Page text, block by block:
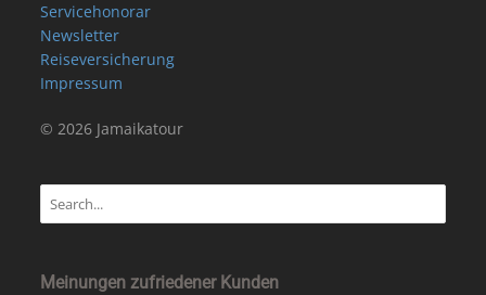
Servicehonorar
Newsletter
Reiseversicherung
Impressum
© 2026 Jamaikatour
Meinungen zufriedener Kunden